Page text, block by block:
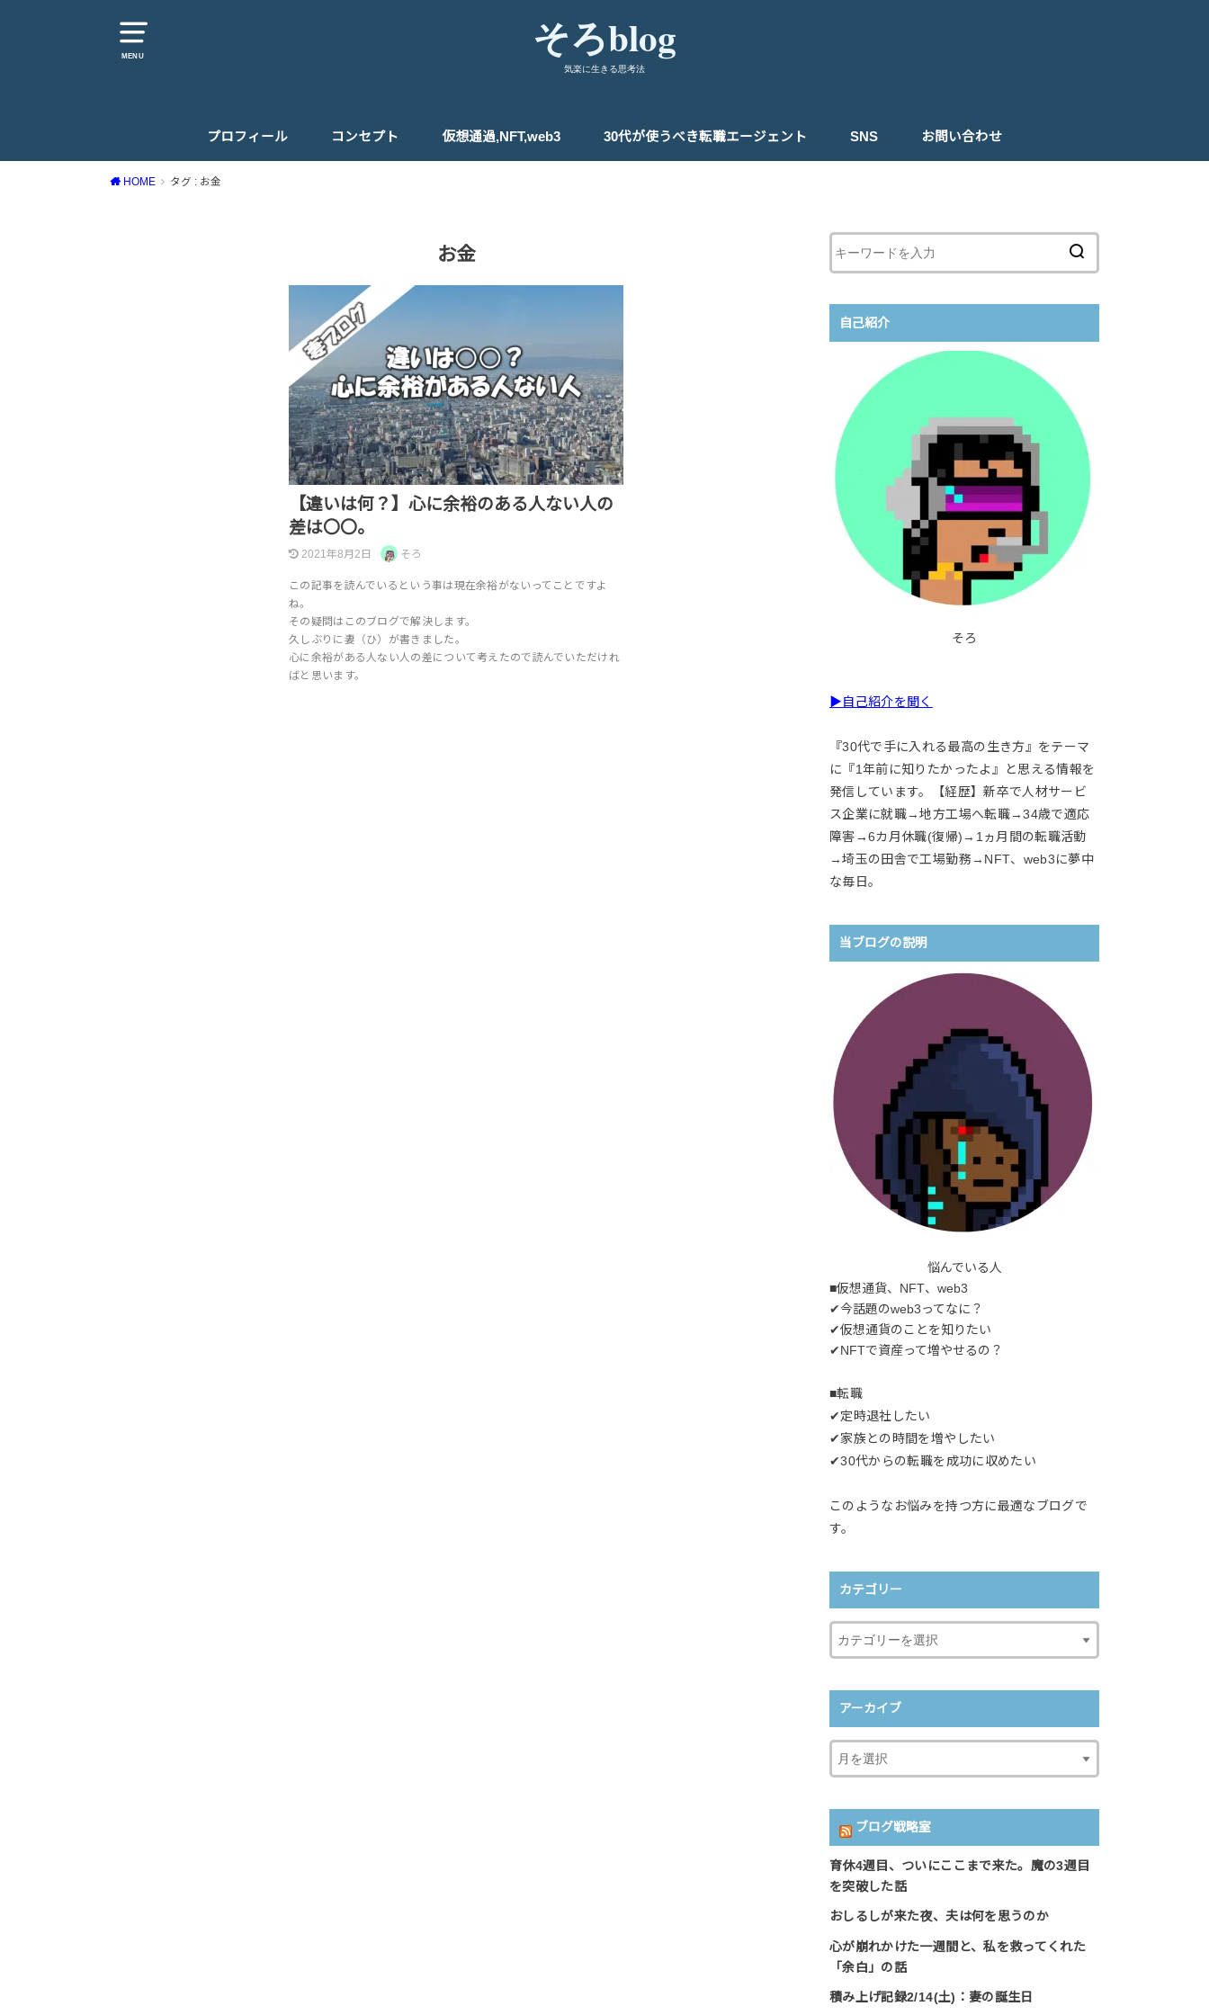
MENU そろblog
気楽に生きる思考法
プロフィール コンセプト 仮想通過,NFT,web3 30代が使うべき転職エージェント SNS お問い合わせ
HOME タグ : お金
お金
【違いは何？】心に余裕のある人ない人の
差は〇〇。
2021年8月2日 そろ
この記事を読んでいるという事は現在余裕がないってことですよ
ね。
その疑問はこのブログで解決します。
久しぶりに妻（ひ）が書きました。
心に余裕がある人ない人の差について考えたので読んでいただけれ
ばと思います。
自己紹介
そろ
▶自己紹介を聞く
『30代で手に入れる最高の生き方』をテーマ
に『1年前に知りたかったよ』と思える情報を
発信しています。【経歴】新卒で人材サービ
ス企業に就職→地方工場へ転職→34歳で適応
障害→6カ月休職(復帰)→1ヵ月間の転職活動
→埼玉の田舎で工場勤務→NFT、web3に夢中
な毎日。
当ブログの説明
悩んでいる人
■仮想通貨、NFT、web3
✔今話題のweb3ってなに？
✔仮想通貨のことを知りたい
✔NFTで資産って増やせるの？
■転職
✔定時退社したい
✔家族との時間を増やしたい
✔30代からの転職を成功に収めたい
このようなお悩みを持つ方に最適なブログで
す。
カテゴリー
アーカイブ
ブログ戦略室
育休4週目、ついにここまで来た。魔の3週目
を突破した話
おしるしが来た夜、夫は何を思うのか
心が崩れかけた一週間と、私を救ってくれた
「余白」の話
積み上げ記録2/14(土)：妻の誕生日